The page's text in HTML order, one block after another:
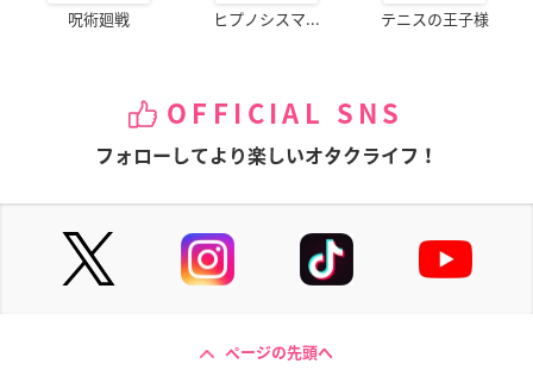
呪術廻戦 ヒプノシスマ... テニスの王子様
OFFICIAL SNS
フォローしてより楽しいオタクライフ！
ページの先頭へ